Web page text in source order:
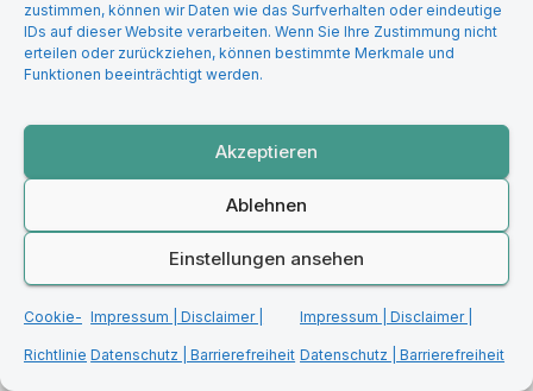
zustimmen, können wir Daten wie das Surfverhalten oder eindeutige
IDs auf dieser Website verarbeiten. Wenn Sie Ihre Zustimmung nicht
erteilen oder zurückziehen, können bestimmte Merkmale und
Funktionen beeinträchtigt werden.
Akzeptieren
Ablehnen
Einstellungen ansehen
Cookie-
Richtlinie
Impressum | Disclaimer |
Datenschutz | Barrierefreiheit
Impressum | Disclaimer |
Datenschutz | Barrierefreiheit